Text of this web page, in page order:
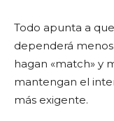
Todo apunta a
dependerá
hagan «match» y
mantengan el
más exigente.